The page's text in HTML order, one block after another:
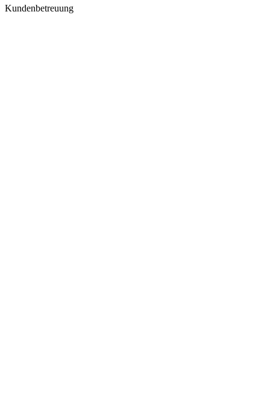
Kundenbetreuung